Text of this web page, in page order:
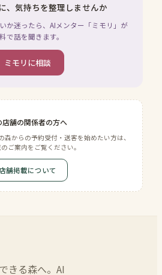
、気持ちを整理しませんか
か迷ったら、AIメンター「ミモリ」が
で話を聞きます。
ミモリに相談
店舗の関係者の方へ
森からの予約受付・送客を始めたい方は、
ご案内をご覧ください。
店舗掲載について
きる森へ。AI